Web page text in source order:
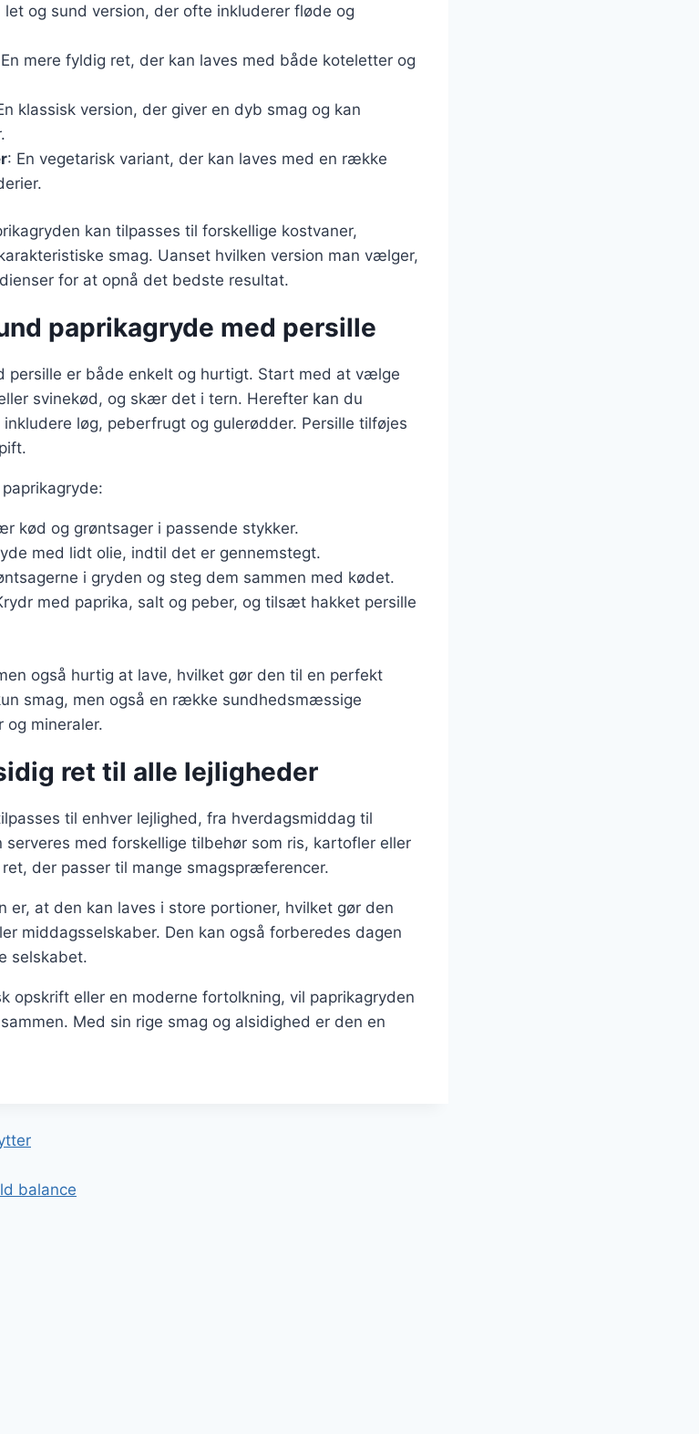
let og sund version, der ofte inkluderer fløde og
mere fyldig ret, der kan laves med både koteletter og
klassisk version, der giver en dyb smag og kan
: En vegetarisk variant, der kan laves med en række
kan tilpasses til forskellige kostvaner,
smag. Uanset hvilken version man vælger,
for at opnå det bedste resultat.
paprikagryde med persille
persille er både enkelt og hurtigt. Start med at vælge
svinekød, og skær det i tern. Herefter kan du
løg, peberfrugt og gulerødder. Persille tilføjes
kød og grøntsager i passende stykker.
med lidt olie, indtil det er gennemstegt.
i gryden og steg dem sammen med kødet.
med paprika, salt og peber, og tilsæt hakket persille
også hurtig at lave, hvilket gør den til en perfekt
smag, men også en række sundhedsmæssige
og mineraler.
ret til alle lejligheder
til enhver lejlighed, fra hverdagsmiddag til
serveres med forskellige tilbehør som ris, kartofler eller
der passer til mange smagspræferencer.
er, at den kan laves i store portioner, hvilket gør den
middagsselskaber. Den kan også forberedes dagen
selskabet.
opskrift eller en moderne fortolkning, vil paprikagryden
Med sin rige smag og alsidighed er den en
balance